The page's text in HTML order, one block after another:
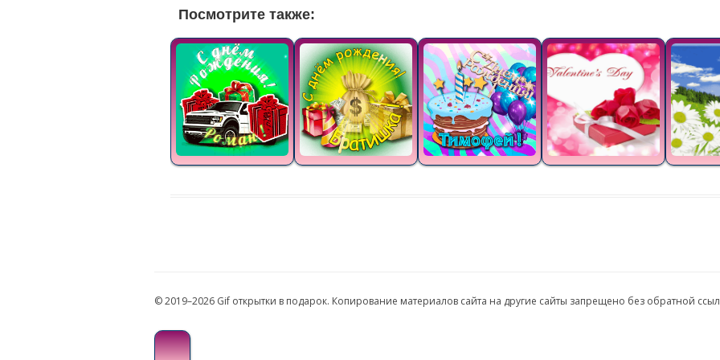
Посмотрите также:
© 2019–2026 Gif открытки в подарок. Копирование материалов сайта на другие сайты запрещено без обратной